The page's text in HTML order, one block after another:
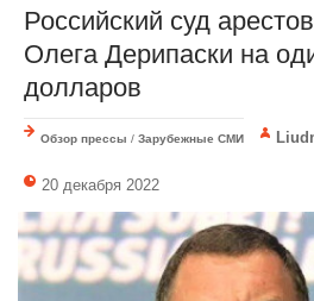
Российский суд
Олега Дерипаски на
долларов
Обзор прессы / Зарубежные СМИ
20 декабря 2022